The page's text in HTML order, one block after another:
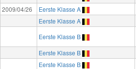
2009/04/26
Eerste Klasse A
Eerste Klasse A
Eerste Klasse B
Eerste Klasse B
Eerste Klasse B